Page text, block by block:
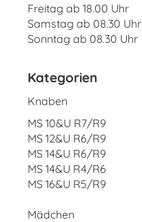
Freitag ab 18.00 Uhr
Samstag ab 08.30 Uhr
Sonntag ab 08.30 Uhr
Kategorien
Knaben
MS 10&U R7/R9
MS 12&U R6/R9
MS 14&U R6/R9
MS 14&U R4/R6
MS 16&U R5/R9
Mädchen